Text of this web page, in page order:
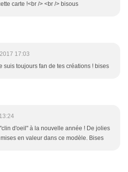
carte !<br /> <br /> bisous
17:03
suis toujours fan de tes créations ! bises
d'oeil" à la nouvelle année ! De jolies
en valeur dans ce modèle. Bises